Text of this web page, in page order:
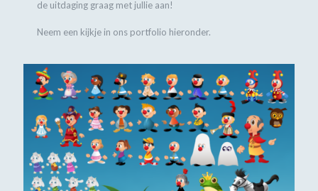
de uitdaging graag met jullie aan!
Neem een kijkje in ons portfolio hieronder.